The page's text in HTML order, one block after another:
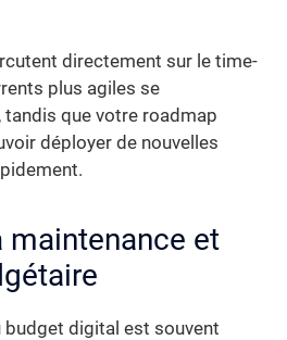
directement sur le time-
plus agiles se
que votre roadmap
déployer de nouvelles
maintenance et
budget digital est souvent